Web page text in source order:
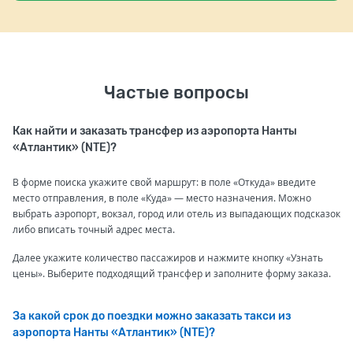
Частые вопросы
Как найти и заказать трансфер из аэропорта Нанты
«Атлантик» (NTE)?
В форме поиска укажите свой маршрут: в поле «Откуда» введите
место отправления, в поле «Куда» — место назначения. Можно
выбрать аэропорт, вокзал, город или отель из выпадающих подсказок
либо вписать точный адрес места.
Далее укажите количество пассажиров и нажмите кнопку «Узнать
цены». Выберите подходящий трансфер и заполните форму заказа.
За какой срок до поездки можно заказать такси из
аэропорта Нанты «Атлантик» (NTE)?